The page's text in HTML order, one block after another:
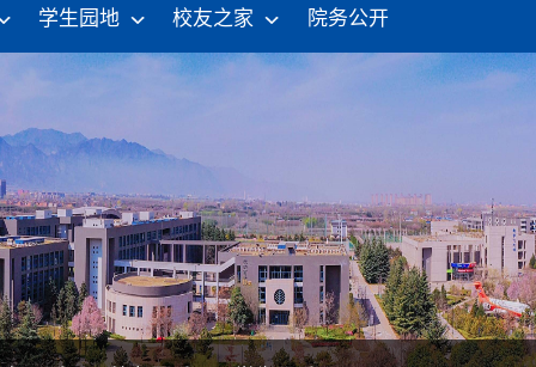
学生园地 校友之家 院务公开